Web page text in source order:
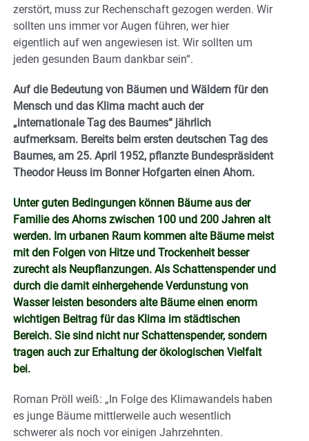
zerstört, muss zur Rechenschaft gezogen werden. Wir
sollten uns immer vor Augen führen, wer hier
eigentlich auf wen angewiesen ist. Wir sollten um
jeden gesunden Baum dankbar sein“.
Auf die Bedeutung von Bäumen und Wäldern für den
Mensch und das Klima macht auch der
„internationale Tag des Baumes“ jährlich
aufmerksam. Bereits beim ersten deutschen Tag des
Baumes, am 25. April 1952, pflanzte Bundespräsident
Theodor Heuss im Bonner Hofgarten einen Ahorn.
Unter guten Bedingungen können Bäume aus der
Familie des Ahorns zwischen 100 und 200 Jahren alt
werden. Im urbanen Raum kommen alte Bäume meist
mit den Folgen von Hitze und Trockenheit besser
zurecht als Neupflanzungen. Als Schattenspender und
durch die damit einhergehende Verdunstung von
Wasser leisten besonders alte Bäume einen enorm
wichtigen Beitrag für das Klima im städtischen
Bereich. Sie sind nicht nur Schattenspender, sondern
tragen auch zur Erhaltung der ökologischen Vielfalt
bei.
Roman Pröll weiß: „In Folge des Klimawandels haben
es junge Bäume mittlerweile auch wesentlich
schwerer als noch vor einigen Jahrzehnten.